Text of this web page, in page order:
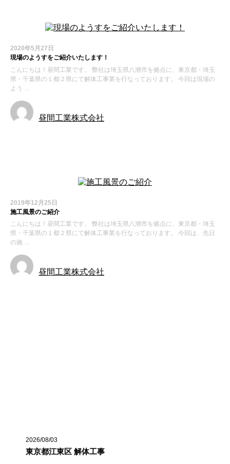
2020年5月27日
現場のようすをご紹介いたします！
こんにちは！昼間工業です。 弊社は埼玉県八潮市を拠点に、東京都・埼玉
県・千葉県の１都２県にて解体工事業を行なっております。 今回は現場の
よう …
昼間工業株式会社
2019年12月25日
施工風景のご紹介
こんにちは！昼間工業です。 弊社は埼玉県八潮市を拠点に、東京都・埼玉
県・千葉県の１都２県にて解体工事業を行なっております。 今回は、先日
の施 …
昼間工業株式会社
2026/08/03
東京都江東区 解体工事